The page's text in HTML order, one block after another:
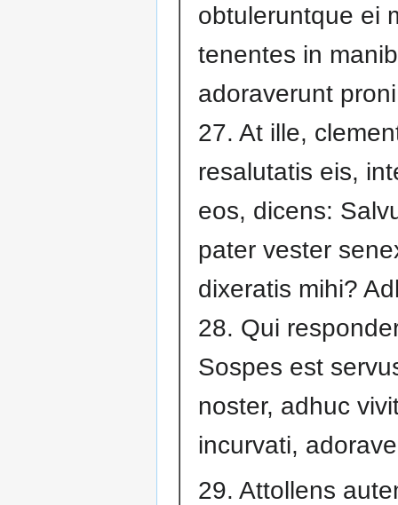
obtuleruntque ei
tenentes in
adoraverunt
27. At ille,
resalutatis eis,
eos, dicens:
pater vester
dixeratis mihi?
28. Qui
Sospes est
noster, adhuc
incurvati,
29. Attollens